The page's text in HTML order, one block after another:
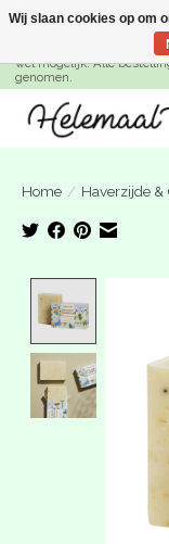
SUMMER BREAK! Wij
wel mogelijk. Alle
genomen.
Home / Haverzijde
Wij slaan cookies op om